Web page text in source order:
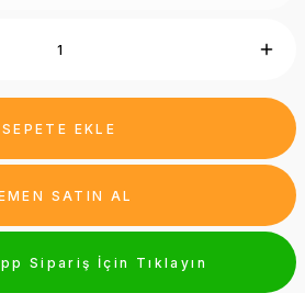
SEPETE EKLE
SATIN AL
Sipariş İçin Tıklayın